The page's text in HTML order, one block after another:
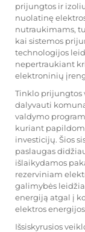
prijungtos ir
nuolatinę
nutraukimams,
kai sistemos
technologijos
nepertraukiant
elektroninių
Tinklo prijungtos
dalyvauti
valdymo
kuriant
investicijų. Šios
paslaugas
išlaikydamos
rezerviniam
galimybės
energiją atgal į
elektros
Išsiskyrusios